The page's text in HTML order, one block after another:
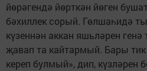
йөрәгендә йөрткән йөген
бәхиллек сорый. Гөлшаһидә
күзеннән аккан яшьләрен
җавап та кайтармый. Бары тик
кереп булмый», дип, күзләрен